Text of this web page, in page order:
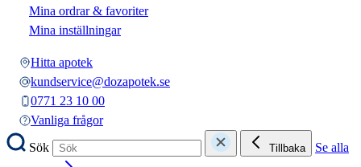
Mina ordrar & favoriter
Mina inställningar
Hitta apotek
kundservice@dozapotek.se
0771 23 10 00
Vanliga frågor
Sök
Tillbaka
Se alla